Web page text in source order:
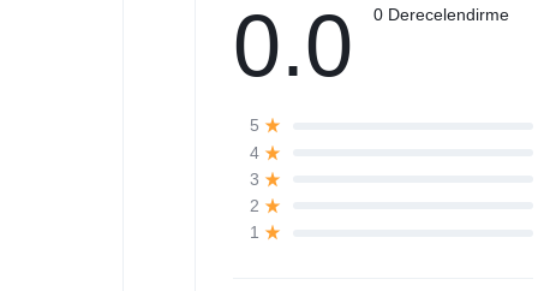
0.0 0 Derecelendirme
5
4
3
2
1